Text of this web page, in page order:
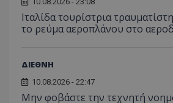
Ιταλίδα τουρίστρια
το ρεύμα αεροπλάνου στο
ΔΙΕΘΝΗ
10.08.2026 - 22:47
Μην φοβάστε την τεχνητή